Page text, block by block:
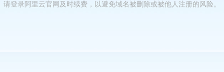
请登录阿里云官网及时续费，以避免域名被删除或被他人注册的风险。